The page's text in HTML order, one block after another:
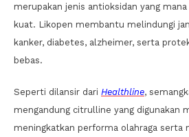
merupakan jenis antioksidan yang
kuat. Likopen membantu melindungi
kanker, diabetes, alzheimer, serta
bebas.
Seperti dilansir dari Healthline,
mengandung citrulline yang digunakan
meningkatkan performa olahraga serta